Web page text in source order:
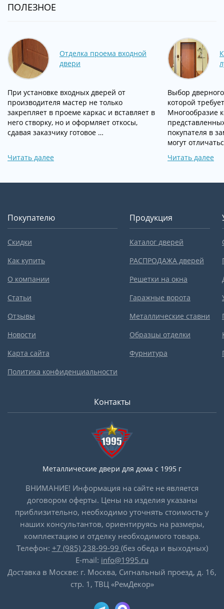
ПОЛЕЗНОЕ
Отделка проема входной
двери
При установке входных дверей от
производителя мастер не только
закрепляет в проеме каркас и вставляет в
него створку, но и оформляет откосы,
сдавая заказчику готовое …
Читать далее
Выбор
которой
Многообразие
покупателя в
могут
Читать далее
Покупателю
Скидки
Как купить
О компании
Статьи
Отзывы
Новости
Карта сайта
Политика конфиденциальности
Продукция
Каталог дверей
РАСПРОДАЖА дверей
Решетки на окна
Гаражные ворота
Металлические ставни
Образцы отделки
Фурнитура
Контакты
Металлические двери для дома с 1995 г
ВНИМАНИЕ! Информация на сайте не является
договором оферты. Цены на изделия указаны
приблизительно, необходимо уточнять стоимость у
наших консультантов, ориентируясь на размеры,
комплектацию и отделку необходимого товара.
Телефон: +7 (985) 238-99-99 (без обеда и выходных)
E-mail: info@1995.ru
Доставка в Москве: г. Москва, Сигнальный проезд, д. 16,
стр. 1, ТВЦ «РемДекор»